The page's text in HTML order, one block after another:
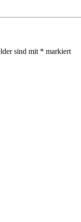
sind mit * markiert